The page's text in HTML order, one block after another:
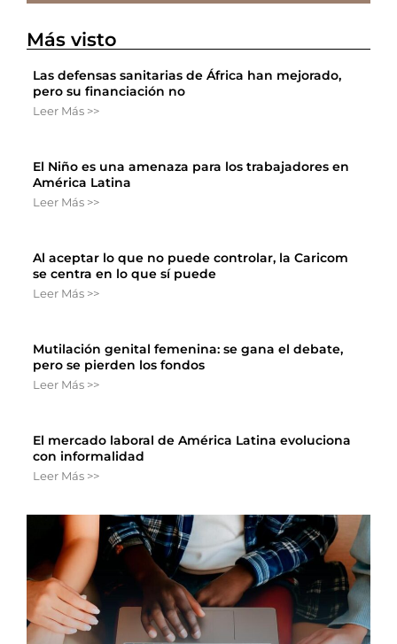
Más visto
Las defensas sanitarias de África han mejorado,
pero su financiación no
Leer Más >>
El Niño es una amenaza para los trabajadores en
América Latina
Leer Más >>
Al aceptar lo que no puede controlar, la Caricom
se centra en lo que sí puede
Leer Más >>
Mutilación genital femenina: se gana el debate,
pero se pierden los fondos
Leer Más >>
El mercado laboral de América Latina evoluciona
con informalidad
Leer Más >>